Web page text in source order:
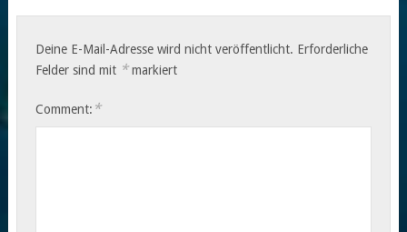
Deine E-Mail-Adresse wird nicht veröffentlicht. Erforderliche
Felder sind mit *markiert
Comment: *